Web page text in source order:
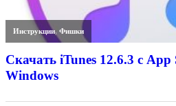
Инструкции,Фишки
Скачать iTunes 12.6.3 с
Windows